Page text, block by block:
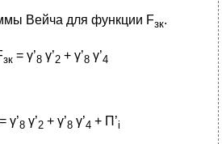
Вейча для функции Fзк.
зк= γ’8γ’2+ γ’8γ’4
γ’8γ’2+ γ’8γ’4 + П’i